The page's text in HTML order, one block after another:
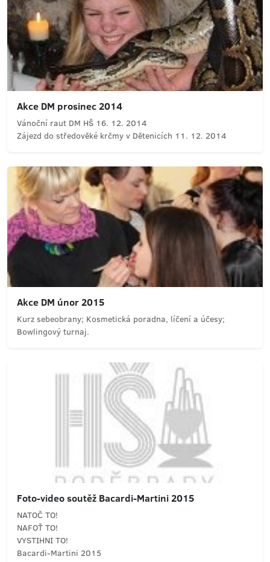
Akce DM prosinec 2014
Vánoční raut DM HŠ 16. 12. 2014
Zájezd do středověké krčmy v Dětenicích 11. 12. 2014
Akce DM únor 2015
Kurz sebeobrany; Kosmetická poradna, líčení a účesy;
Bowlingový turnaj.
Foto-video soutěž Bacardi-Martini 2015
NATOČ TO!
NAFOŤ TO!
VYSTIHNI TO!
Bacardi-Martini 2015